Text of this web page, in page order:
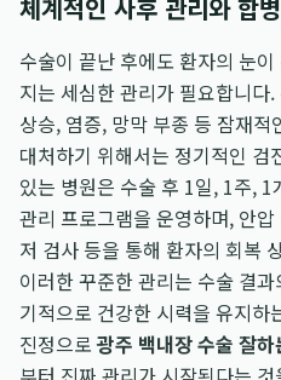
체계적인 사후 관리와 합
수술이 끝난 후에도 환자의 눈
지는 세심한 관리가 필요합니다
상승, 염증, 망막 부종 등 잠재
대처하기 위해서는 정기적인 검
있는 병원은 수술 후 1일, 1주,
관리 프로그램을 운영하며, 안
저 검사 등을 통해 환자의 회복
이러한 꾸준한 관리는 수술 결
기적으로 건강한 시력을 유지
진정으로광주 백내장 수술 잘하